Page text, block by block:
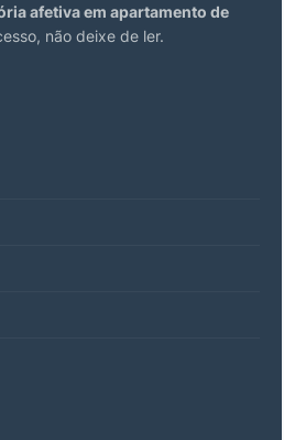
afetiva em apartamento de
não deixe de ler.